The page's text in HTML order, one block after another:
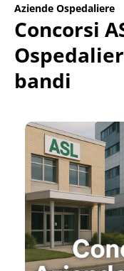
Aziende Ospedaliere
Concorsi
bandi